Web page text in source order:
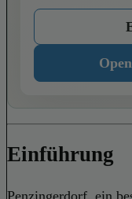
Einführung
Penzingerdorf, ein